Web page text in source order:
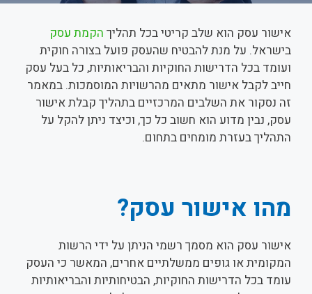
אישור עסק הוא שלב קריטי בכל תהליך הקמת עסק
בישראל. על מנת להבטיח שהעסק פועל בצורה חוקית
ועומד בכל הדרישות החוקיות והבריאותיות, כל בעל עסק
חייב לקבל אישור מתאים מהרשויות המוסמכות. במאמר
זה נסקור את השלבים המרכזיים בתהליך קבלת אישור
עסק, נבין מדוע הוא חשוב כל כך, וכיצד ניתן להקל על
התהליך בעזרת מומחים בתחום.
מהו אישור עסק?
אישור עסק הוא מסמך רשמי הניתן על ידי הרשות
המקומית או גופים ממשלתיים אחרים, המאשר כי העסק
עומד בכל הדרישות החוקיות, הבטיחותיות והבריאותיות